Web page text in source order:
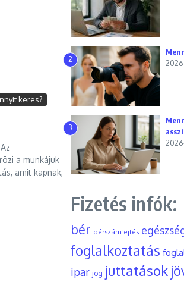
keres?
a munkájuk
amit kapnak,
2
3
Fizetés infók:
bér bérszámfejtés
foglalkoztatás
ipar jog juttatások